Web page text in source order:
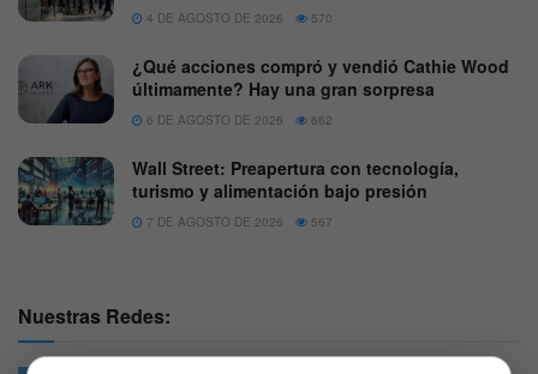
4 DE AGOSTO DE 2026 570
¿Qué acciones compró y vendió Cathie Wood
últimamente? Hay una gran sorpresa
6 DE AGOSTO DE 2026 662
Wall Street: Preapertura con tecnología,
turismo y alimentación bajo presión
7 DE AGOSTO DE 2026 567
Nuestras Redes: